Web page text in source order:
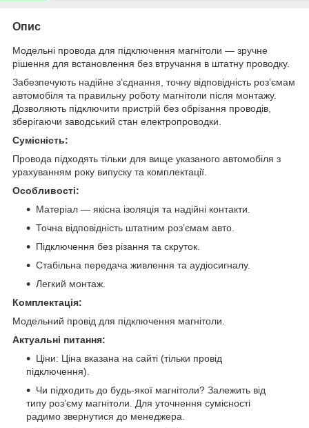
Опис
Модельні провода для підключення магнітоли — зручне
рішення для встановлення без втручання в штатну проводку.
Забезпечують надійне з’єднання, точну відповідність роз’ємам
автомобіля та правильну роботу магнітоли після монтажу.
Дозволяють підключити пристрій без обрізання проводів,
зберігаючи заводський стан електропроводки.
Сумісність:
Провода підходять тільки для вище указаного автомобіля з
урахуванням року випуску та комплектації.
Особливості:
Матеріал — якісна ізоляція та надійні контакти.
Точна відповідність штатним роз’ємам авто.
Підключення без різання та скруток.
Стабільна передача живлення та аудіосигналу.
Легкий монтаж.
Комплектація:
Модельний провід для підключення магнітоли.
Актуальні питання:
Ціни: Ціна вказана на сайті (тільки провід
підключення).
Чи підходить до будь-якої магнітоли? Залежить від
типу роз’єму магнітоли. Для уточнення сумісності
радимо звернутися до менеджера.